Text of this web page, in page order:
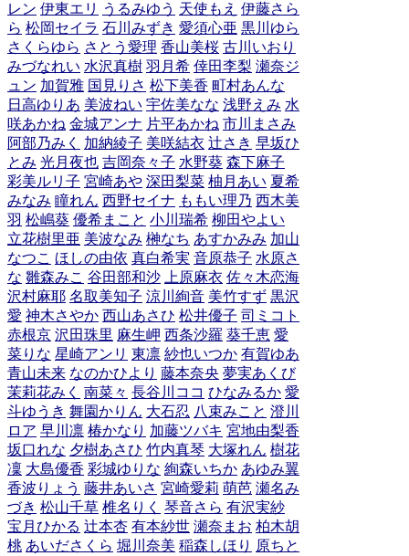
レン 伊東エリ うるみゆう 天使もえ 伊藤さら
ら 松岡セイラ 石川みずき 愛須心亜 黒川ゆら
さくらゆら さとう愛理 香山美桜 古川いおり
みづなれい 水沢真樹 羽月希 倖田李梨 瀬奈ジ
ュン 加賀雅 国見りさ 松下美香 町村あんな
日高ゆりあ 美波ねい 宇佐美なな 浅野えみ 水
咲あかね 金城アンナ 片平あかね 市川まさみ
阿部乃みく
加納綾子 美咲結衣 辻さき 早坂ひ
とみ 光月夜也 吉岡奈々子 水野葵 森下麻子
彩美ルリ子 宮崎あや 深田梨菜 柚月あい 夏希
みなみ 瞳れん 西野セイナ ももい理乃 西木美
羽 松嶋葵 優希まこと 小川瑞希 柳田やよい
立花樹里亜 美波なみ 榊なち あすかみみ 加山
なつこ ほしの由依 真白希実 音原恭子 水原さ
な 雛森みこ 谷田部和沙 上原麻衣 佐々木恋海
沢村麻耶 名取美知子 涼川絢音 美竹すず 黒沢
愛 神木さやか 西山あさひ 松井優子 司ミコト
赤根京 沢田珠里 麻生岬 西条沙羅 葵千恵 愛
菜りな 星崎アンリ 東凛 紗也いつか 有賀ゆあ
青山未来 なのかひより 藤本奈央 夢実あくび
茉莉花みく 南菜々 長谷川ココ ひなみるか 愛
斗ゆうき 舞園かりん 大石忍 八束みこと 澄川
ロア 早川凛 椿かなり 加藤ツバキ 宮地由梨香
坂口れな 夕樹あさひ 竹内真琴 大塚れん 樹花
凜 大島優香 彩城ゆりな 絢森いちか あゆみ翼
香波りょう 藤井あいさ 宮崎愛莉 萌芭 瀬名み
づき 松山千草 椎名りく 琴音さら 有沢実紗
宝月ひかる 辻本杏 有本紗世 瀬奈まお 柏木胡
桃 あいださくら 堀川奈美 稲森しほり 原ちと